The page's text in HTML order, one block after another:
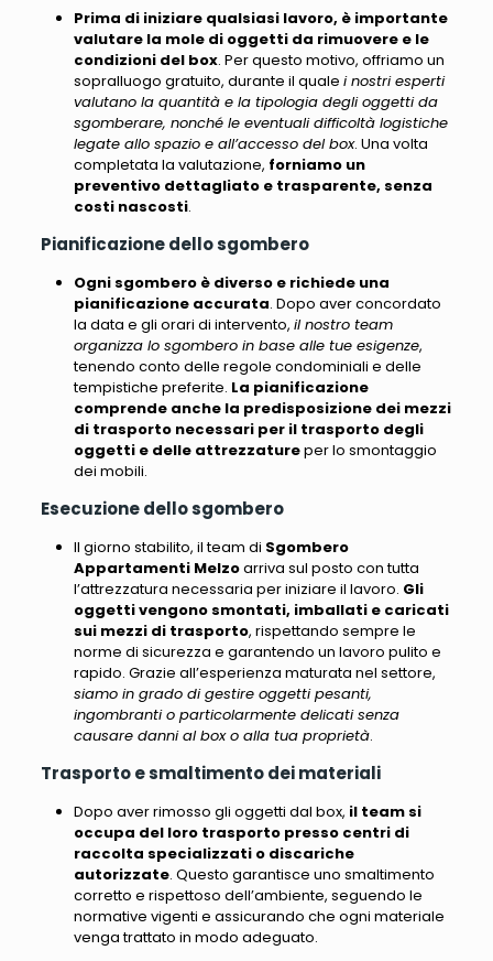
Prima di iniziare qualsiasi lavoro, è importante
valutare la mole di oggetti da rimuovere e le
condizioni del box. Per questo motivo, offriamo un
sopralluogo gratuito, durante il quale i nostri esperti
valutano la quantità e la tipologia degli oggetti da
sgomberare, nonché le eventuali difficoltà logistiche
legate allo spazio e all’accesso del box. Una volta
completata la valutazione, forniamo un
preventivo dettagliato e trasparente, senza
costi nascosti.
Pianificazione dello sgombero
Ogni sgombero è diverso e richiede una
pianificazione accurata. Dopo aver concordato
la data e gli orari di intervento, il nostro team
organizza lo sgombero in base alle tue esigenze,
tenendo conto delle regole condominiali e delle
tempistiche preferite. La pianificazione
comprende anche la predisposizione dei mezzi
di trasporto necessari per il trasporto degli
oggetti e delle attrezzatureper lo smontaggio
dei mobili.
Esecuzione dello sgombero
Il giorno stabilito, il team di Sgombero
Appartamenti Melzoarriva sul posto con tutta
l’attrezzatura necessaria per iniziare il lavoro. Gli
oggetti vengono smontati, imballati e caricati
sui mezzi di trasporto, rispettando sempre le
norme di sicurezza e garantendo un lavoro pulito e
rapido. Grazie all’esperienza maturata nel settore,
siamo in grado di gestire oggetti pesanti,
ingombranti o particolarmente delicati senza
causare danni al box o alla tua proprietà.
Trasporto e smaltimento dei materiali
Dopo aver rimosso gli oggetti dal box, il team si
occupa del loro trasporto presso centri di
raccolta specializzati o discariche
autorizzate. Questo garantisce uno smaltimento
corretto e rispettoso dell’ambiente, seguendo le
normative vigenti e assicurando che ogni materiale
venga trattato in modo adeguato.